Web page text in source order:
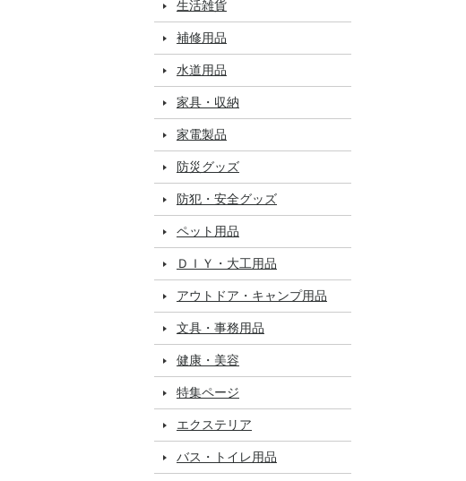
生活雑貨
補修用品
水道用品
家具・収納
家電製品
防災グッズ
防犯・安全グッズ
ペット用品
ＤＩＹ・大工用品
アウトドア・キャンプ用品
文具・事務用品
健康・美容
特集ページ
エクステリア
バス・トイレ用品